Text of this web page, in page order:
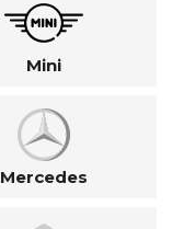
Mini
Mercedes